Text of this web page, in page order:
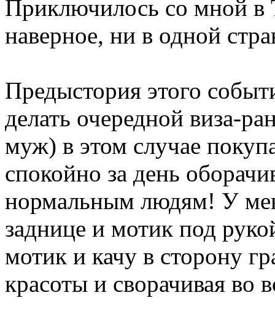
Приключилось со мной в
наверное, ни в одной
Предыстория этого
делать очередной виза-
муж) в этом случае
спокойно за день
нормальным людям! У
заднице и мотик под
мотик и качу в сторону
красоты и сворачивая во